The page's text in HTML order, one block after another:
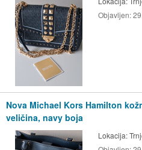
Objavljen:
Nova Michael Kors Hamilton
veličina, navy boja
Lokacija: